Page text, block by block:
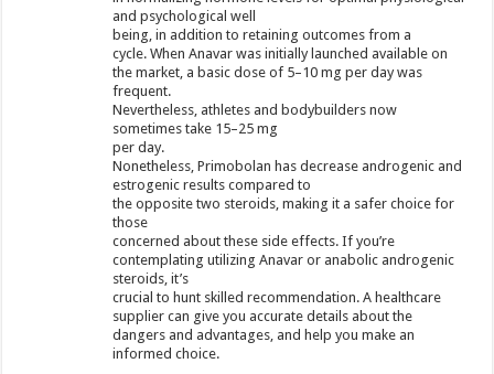
and psychological well
being, in addition to retaining outcomes from a
cycle. When Anavar was initially launched available on
the market, a basic dose of 5–10 mg per day was
frequent.
Nevertheless, athletes and bodybuilders now
sometimes take 15–25 mg
per day.
Nonetheless, Primobolan has decrease androgenic and
estrogenic results compared to
the opposite two steroids, making it a safer choice for
those
concerned about these side effects. If you’re
contemplating utilizing Anavar or anabolic androgenic
steroids, it’s
crucial to hunt skilled recommendation. A healthcare
supplier can give you accurate details about the
dangers and advantages, and help you make an
informed choice.